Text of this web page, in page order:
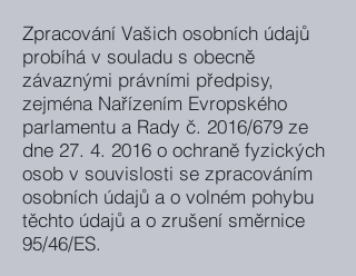
Zpracování Vašich osobních údajů
probíhá v souladu s obecně
závaznými právními předpisy,
zejména Nařízením Evropského
parlamentu a Rady č. 2016/679 ze
dne 27. 4. 2016 o ochraně fyzických
osob v souvislosti se zpracováním
osobních údajů a o volném pohybu
těchto údajů a o zrušení směrnice
95/46/ES.